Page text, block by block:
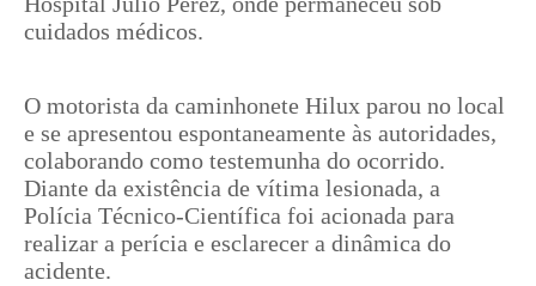
cuidados médicos.
O motorista da caminhonete Hilux parou no local
e se apresentou espontaneamente às autoridades,
colaborando como testemunha do ocorrido.
Diante da existência de vítima lesionada, a
Polícia Técnico-Científica foi acionada para
realizar a perícia e esclarecer a dinâmica do
acidente.